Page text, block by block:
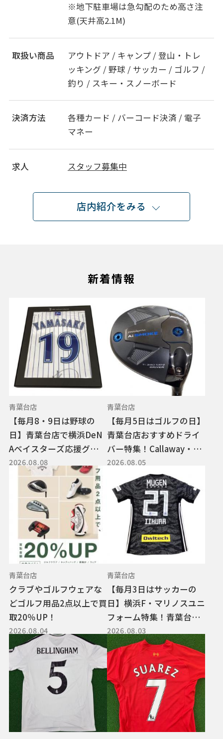
※地下駐車場は急勾配のため高さ注
意(天井高2.1M)
取扱い商品
アウトドア / キャンプ / 登山・トレ
ッキング / 野球 / サッカー / ゴルフ /
釣り / スキー・スノーボード
決済方法
各種カード / バーコード決済 / 電子
マネー
求人 スタッフ募集中
店内紹介をみる
新着情報
青葉台店
【毎月8・9日は野球の
日】青葉台店で横浜DeN
Aベイスターズ応援グッズ
＆記念ユニフォーム特
集！！
2026.08.08
青葉台店
【毎月5日はゴルフの日】
青葉台店おすすめドライ
バー特集！Callaway・Ta
ylorMadeなど注目モデル
2026.08.05
青葉台店
クラブやゴルフウェアな
どゴルフ用品2点以上で買
取20％UP！
2026.08.04
青葉台店
【毎月3日はサッカーの
日】横浜F・マリノスユニ
フォーム特集！青葉台店
おすすめ新入荷ユニフォ
ーム紹介
2026.08.03